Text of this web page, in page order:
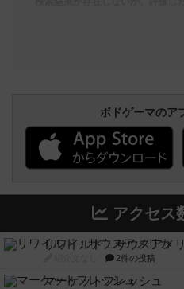
ボドゲーマのア
アクセス
リワイルド：サウスアメ
2件の投稿
マーケットフレッシュ